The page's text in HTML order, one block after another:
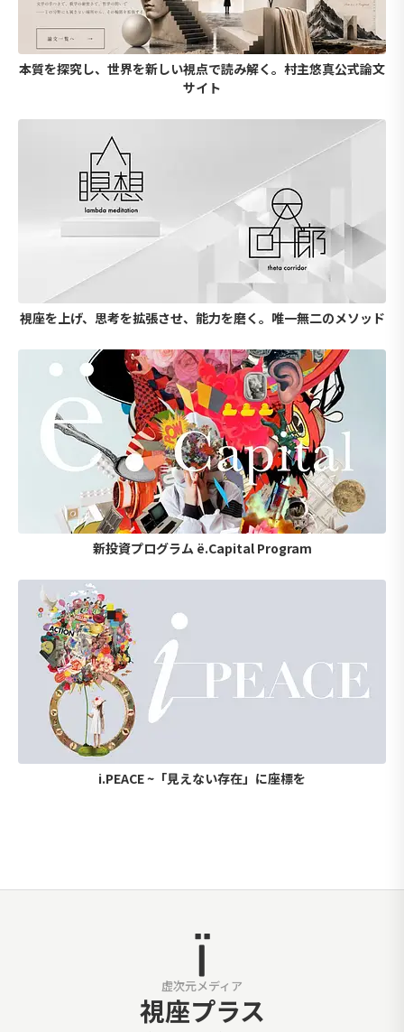
本質を探究し、世界を新しい視点で読み解く。村主悠真公式論文
サイト
視座を上げ、思考を拡張させ、能力を磨く。唯一無二のメソッド
新投資プログラム ë.Capital Program
i.PEACE ~「見えない存在」に座標を
虚次元メディア
視座プラス